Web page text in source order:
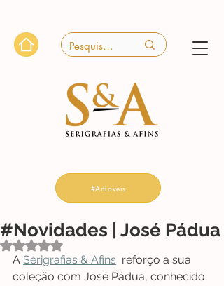
#ArtLovers
#Novidades | José Pádua
Avaliado com NaN de 5 estrelas.
A Serigrafias & Afins
  reforço a sua
coleção com José Pádua, conhecido